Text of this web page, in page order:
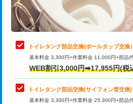
トイレタンク部品交換(ボールタップ交換）
基本料金 3,300円+作業料金 11,000円+部品
WEB割引3,000円➡17,955円(税
トイレタンク部品交換(サイフォン管交換)
基本料金 3,300円+作業料金 25,300円+部品